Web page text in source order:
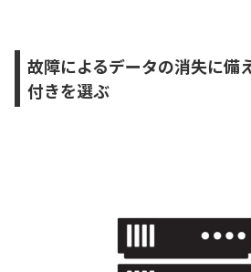
故障によるデータの消失に備
付きを選ぶ